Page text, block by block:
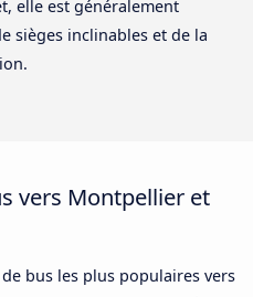
elle est généralement
sièges inclinables et de la
vers Montpellier et
bus les plus populaires vers